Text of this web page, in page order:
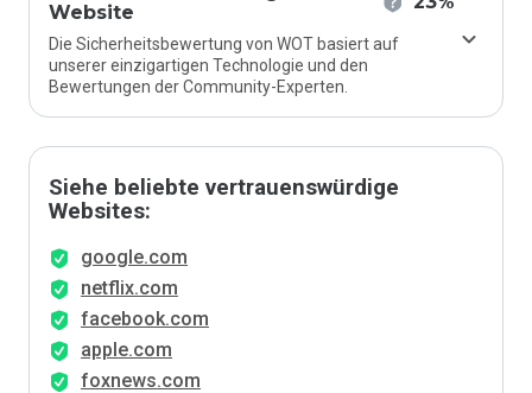
Website
Die Sicherheitsbewertung von WOT basiert auf
unserer einzigartigen Technologie und den
Bewertungen der Community-Experten.
Siehe beliebte vertrauenswürdige
Websites:
google.com
netflix.com
facebook.com
apple.com
foxnews.com